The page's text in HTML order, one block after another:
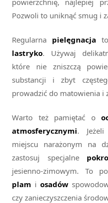
powierzchnię, najlepiej
Pozwoli to uniknąć smug i
Regularna pielęgnacja
lastryko. Używaj
które nie zniszczą
substancji i zbyt
prowadzić do matowienia i
Warto też pamiętać o
atmosferycznymi.
miejscu narażonym na
zastosuj specjalne
jesienno-zimowym. To
plam i osadów
czy zanieczyszczenia